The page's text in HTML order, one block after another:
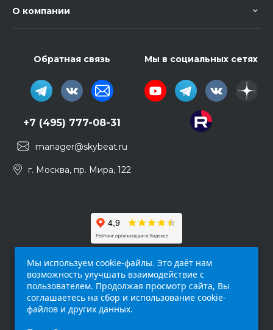
О компании
Обратная связь
+7 (495) 777-08-31
manager@skybeat.ru
г. Москва, пр. Мира, 122
Мы в социальных сетях
Мы используем cookie-файлы. Это даёт нам
возможность улучшать взаимодействие с
пользователем. Продолжая просмотр сайта, Вы
соглашаетесь на сбор и использование cookie-
файлов и других данных.